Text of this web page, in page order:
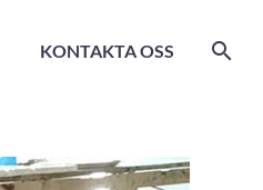
KONTAKTA OSS